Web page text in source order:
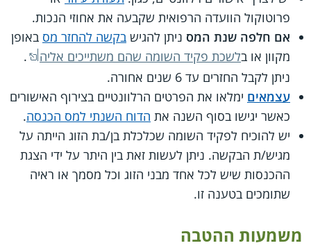
פרוטוקול הוועדה הרפואית שקבעה את אחוזי הנכות.
אם חלפה שנת המס ניתן להגיש בקשה להחזר מס באופן
מקוון או בלשכת פקיד השומה שהם משתייכים אליה
.
ניתן לקבל החזרים עד 6 שנים אחורה.
עצמאים ימלאו את הפרטים הרלוונטיים בצירוף האישורים
כאשר יגישו בסוף השנה את הדוח השנתי למס הכנסה.
יש להוכיח לפקיד השומה שכלכלת בן/בת הזוג הייתה על
מגיש/ת הבקשה. ניתן לעשות זאת בין היתר על ידי הצגת
ההכנסות שיש לכל אחד מבני הזוג וכל מסמך או ראיה
שתומכים בטענה זו.
משמעות ההטבה